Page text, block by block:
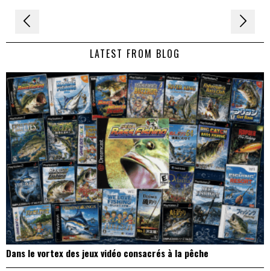
Navigation
de LATEST FROM BLOG
Dans le vortex des jeux vidéo consacrés à la pêche